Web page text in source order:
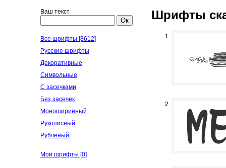
Ваш текст
Ок
Все шрифты [8612]
Русские шрифты
Декоративные
Символьные
С засечками
Без засечек
Моноширинный
Рукописный
Рубленый
Мои шрифты [0]
Шрифты